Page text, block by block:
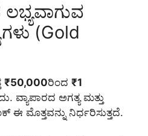
(Gold
₹50,000ರಿಂದ ₹1
ವ್ಯಾಪಾರದ ಅಗತ್ಯ ಮತ್ತು
ಈ ಮೊತ್ತವನ್ನು ನಿರ್ಧರಿಸುತ್ತದೆ.